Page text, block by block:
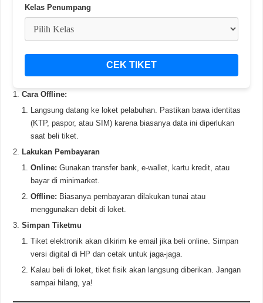
Kelas Penumpang
CEK TIKET
Cara Offline:
Langsung datang ke loket pelabuhan. Pastikan bawa identitas
(KTP, paspor, atau SIM) karena biasanya data ini diperlukan
saat beli tiket.
Lakukan Pembayaran
Online: Gunakan transfer bank, e-wallet, kartu kredit, atau
bayar di minimarket.
Offline: Biasanya pembayaran dilakukan tunai atau
menggunakan debit di loket.
Simpan Tiketmu
Tiket elektronik akan dikirim ke email jika beli online. Simpan
versi digital di HP dan cetak untuk jaga-jaga.
Kalau beli di loket, tiket fisik akan langsung diberikan. Jangan
sampai hilang, ya!